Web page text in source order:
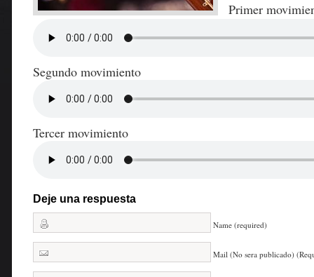
Primer
Segundo movimiento
Tercer movimiento
Deje una respuesta
Name (required)
Mail (No sera publicado)